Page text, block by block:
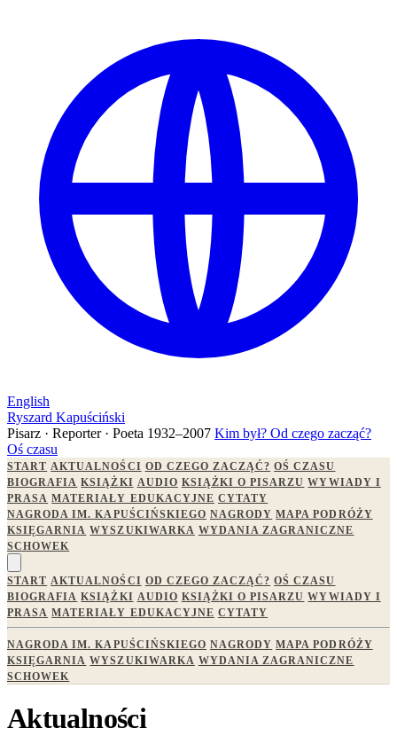
English
Ryszard Kapuściński
Pisarz · Reporter · Poeta 1932–2007 Kim był? Od czego zacząć?
Oś czasu
START AKTUALNOŚCI OD CZEGO ZACZĄĆ? OŚ CZASU
BIOGRAFIA KSIĄŻKI AUDIO KSIĄŻKI O PISARZU WYWIADY I
PRASA MATERIAŁY EDUKACYJNE CYTATY
NAGRODA IM. KAPUŚCIŃSKIEGO NAGRODY MAPA PODRÓŻY
KSIĘGARNIA WYSZUKIWARKA WYDANIA ZAGRANICZNE
SCHOWEK
START AKTUALNOŚCI OD CZEGO ZACZĄĆ? OŚ CZASU
BIOGRAFIA KSIĄŻKI AUDIO KSIĄŻKI O PISARZU WYWIADY I
PRASA MATERIAŁY EDUKACYJNE CYTATY
NAGRODA IM. KAPUŚCIŃSKIEGO NAGRODY MAPA PODRÓŻY
KSIĘGARNIA WYSZUKIWARKA WYDANIA ZAGRANICZNE
SCHOWEK
Aktualności